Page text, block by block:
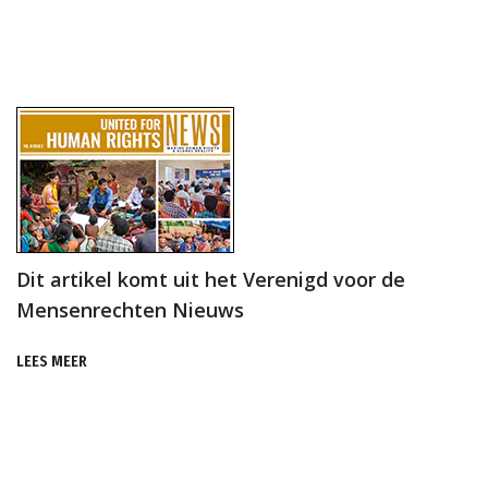
Dit artikel komt uit het Verenigd voor de
Mensenrechten Nieuws
LEES MEER